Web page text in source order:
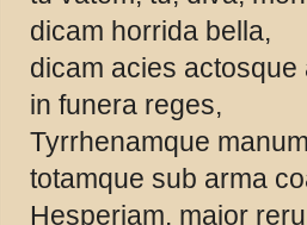
dicam horrida bella,
dicam acies actosque
in funera reges,
Tyrrhenamque
totamque sub arma
Hesperiam. maior